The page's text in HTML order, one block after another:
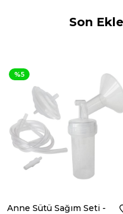
Son
Anne Sütü Sağım Seti -
%5